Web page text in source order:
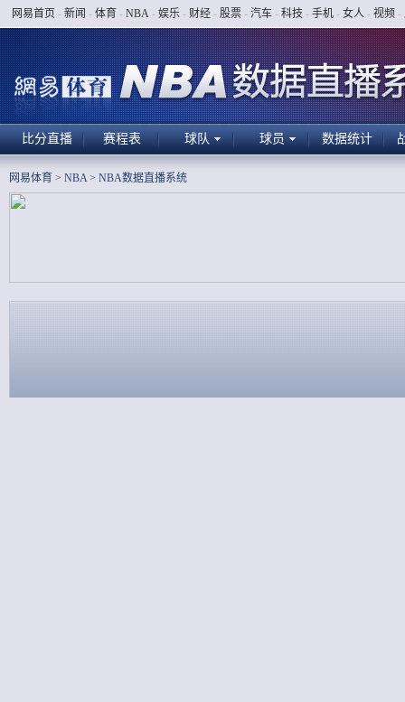
网易首页 - 新闻 - 体育 - NBA - 娱乐 - 财经 - 股票 - 汽车 - 科技 - 手机 - 女人 - 视频 -
比分直播 赛程表 球队 球员 数据统计
网易体育 > NBA> NBA数据直播系统